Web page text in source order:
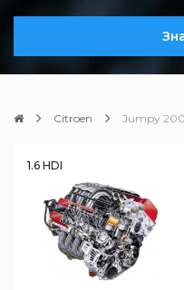
Citroen Jumpy
1.6 HDI